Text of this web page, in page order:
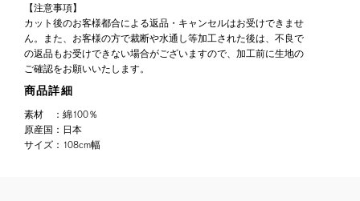
【注意事項】
カット後のお客様都合による返品・キャンセルはお受けできませ
ん。また、お客様の方で裁断や水通し等加工された後は、不良で
の返品もお受けできない場合がございますので、加工前に生地の
ご確認をお願いいたします。
商品詳細
素材 ： 綿100％
原産国 ： 日本
サイズ ： 108cm幅